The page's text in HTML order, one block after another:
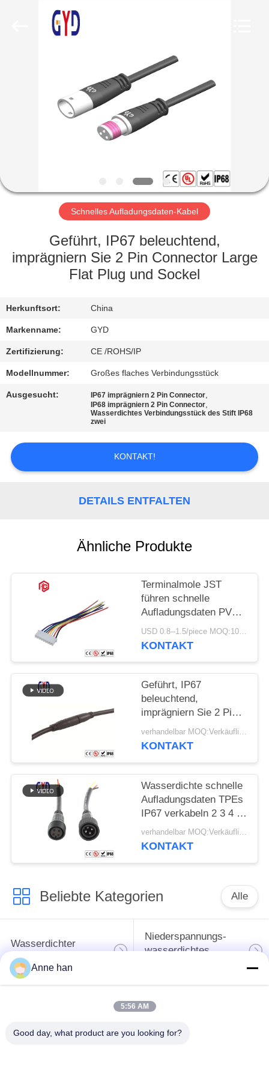
PRODUKTE
FABRIK-
AUSFLUG
QUALITÄTSKONTROLLE
PRIVACY
POLICY
Schnelles Aufladungsdaten-Kabel
Geführt, IP67 beleuchtend,
imprägniern Sie 2 Pin Connector Large
Flat Plug und Sockel
Herkunftsort: China
Markenname: GYD
Zertifizierung: CE /ROHS/IP
Modellnummer: Großes flaches Verbindungsstück
Ausgesucht: IP67 imprägniern 2 Pin Connector,
IP68 imprägniern 2 Pin Connector,
Wasserdichtes Verbindungsstück des Stift IP68
zwei
KONTAKT!
DETAILS ENTFALTEN
Ähnliche Produkte
Terminalmole JST
führen schnelle
Aufladungsdaten PVCs
verkabeln
kundenspezifischen
USD 0.8--1.5/piece MOQ:100 Stücke
KONTAKT
Geführt, IP67
beleuchtend,
imprägniern Sie 2 Pin
Connector Large Flat
Plug und Sockel
verhandelbar MOQ:Verkäuflich
KONTAKT
Wasserdichte schnelle
Aufladungsdaten TPEs
IP67 verkabeln 2 3 4 5
Pin Cable
verhandelbar MOQ:Verkäuflich
KONTAKT
Beliebte Kategorien Alle
Wasserdichter
Rundsteckverbinder
Niederspannungs-
wasserdichtes
Verbindungsstück
Lampenfassung E27
Anne han
5:56 AM
Good day, what product are you looking for?